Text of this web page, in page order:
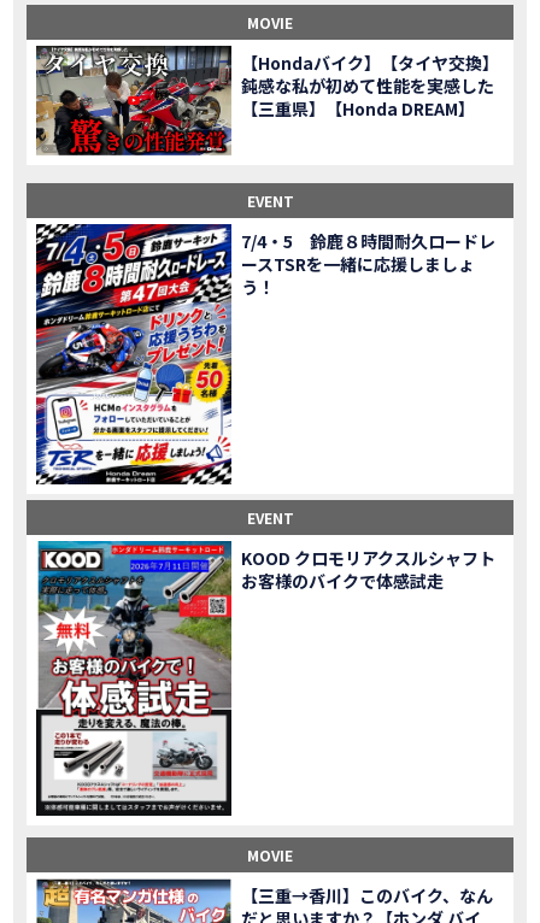
バイク女子6人でツーリング行った結果ww！後編
MOVIE 温泉1泊。いつもソロの女性ライダー、大人のマスツーリングへついていった【三重〜長野•茶臼山高原経由】Honda CL500
MOVIE 【梅本まどかさんコラボ】CIVIC TYPE R♪ スタッフオススメの鈴鹿ドライブへ！【前編】
MOVIE ＨＣＭ２＆４サーキットフェス2023 紹介動画②
MOVIE ＨＣＭ２＆４サーキットフェス2023 紹介動画①
Honda Dream 四日市のご紹介
MOVIE Honda Dream 鈴鹿のご紹介
MOVIE
Honda Dream 松阪のご紹介
２月１２日 牡蠣ツーリングフォトギャラリー
EVENT 第6回オフロードスクールフォトギャラリー
EVENT Honda Dream鈴鹿・松阪・四日市 ３店舗合同周年祭フォトギャラリー
MOVIE Honda Dream鈴鹿・松阪・四日市 ３店舗合同周年祭レポート
NEW BIKE NEW BIKE「HAWK 11」新型ロードスポーツモデル HAWK 11を発売！
NEW BIKE NEW BIKE「ダックス125」新型レジャーバイク ダックス125を発売！
MOVIE Honda Dream 鈴鹿 オフロードスクール紹介
【新車中古車多数】三重県でバイクを探すなら！HondaDream松阪【ホンダ二輪車専門店】
MOVIE 【県下最大規模】三重県でバイクを探すなら！HondaDream鈴鹿【ホンダ二輪車専門店】
NEW BIKE 「CBR400R」「400X」の仕様 を一部変更し発売!
NEW BIKE 大型プレミアムツアラー「Gold Wing」 シリーズのカラーバリエーション を一部変更し発売!
NEW BIKE クルーザーモデル 「Rebel 250 S Edition」 に新色を追加し発表！
NEW BIKE 「CT125・ハンターカブ」 に新色を追加し発売！
NEW BIKE 「CB1100 EX Final Edition」「CB1100 RS Final Edition」を発売
NEW BIKE 「モンキー125」に5速トランスミッションを採用した新エンジンを搭載し発売！
NEW BIKE 「スーパーカブ C125」に環境性能を向上させた新エンジンを搭載し発売！
EVENT 【イベントレポート】2021年 7月25日 敦賀ツーリング
「ADV150」に受注期間限定のカラーリングを設定し発売！
NEW BIKE 「GB350」「GB350 S」新型ロードスポーツモデル GB350・GB350 S を発売！
MOVIE
【Hondaバイク】【タイヤ交換】
鈍感な私が初めて性能を実感した
【三重県】【Honda DREAM】
EVENT
7/4・5 鈴鹿８時間耐久ロードレ
ースTSRを一緒に応援しましょ
う！
EVENT
KOOD クロモリアクスルシャフト
お客様のバイクで体感試走
MOVIE
【三重→香川】このバイク、なん